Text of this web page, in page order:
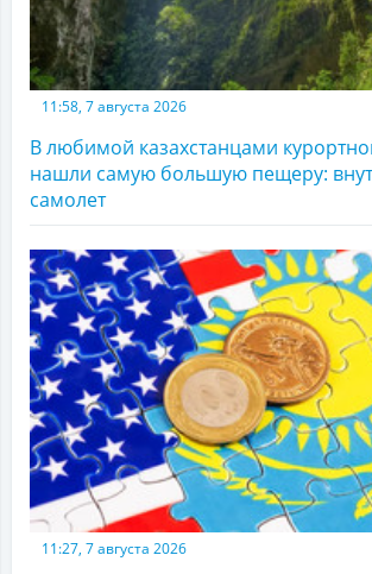
11:58, 7 августа 2026
В любимой казахстанцами
нашли самую большую пещеру:
самолет
11:27, 7 августа 2026